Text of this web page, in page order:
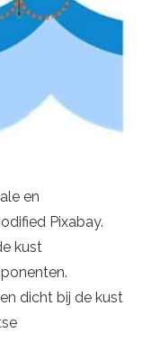
en
Pixabay.
kust
dicht bij de kust